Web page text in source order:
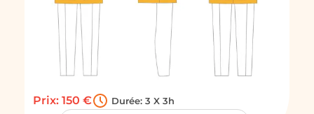
Prix: 150 € Durée: 3 X 3h